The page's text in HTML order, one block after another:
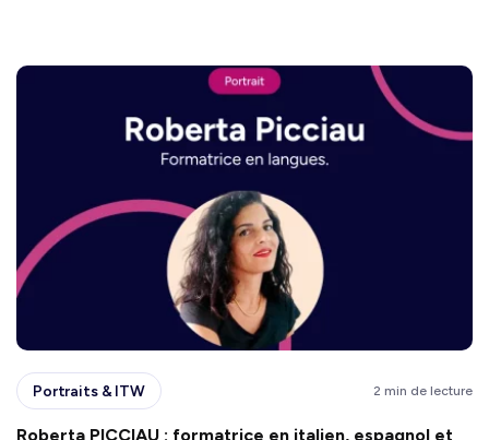
Portraits & ITW 2 min de lecture
Roberta PICCIAU : formatrice en italien, espagnol et